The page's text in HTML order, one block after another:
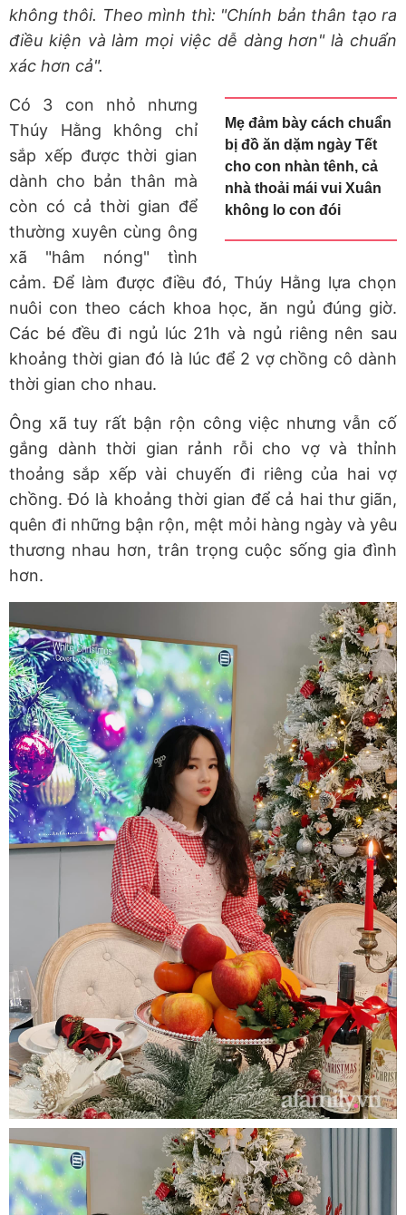
không thôi. Theo mình thì: "Chính bản thân tạo ra
điều kiện và làm mọi việc dễ dàng hơn" là chuẩn
xác hơn cả".
Mẹ đảm bày cách chuẩn
bị đồ ăn dặm ngày Tết
cho con nhàn tênh, cả
nhà thoải mái vui Xuân
không lo con đói
Có 3 con nhỏ nhưng
Thúy Hằng không chỉ
sắp xếp được thời gian
dành cho bản thân mà
còn có cả thời gian để
thường xuyên cùng ông
xã "hâm nóng" tình
cảm. Để làm được điều đó, Thúy Hằng lựa chọn
nuôi con theo cách khoa học, ăn ngủ đúng giờ.
Các bé đều đi ngủ lúc 21h và ngủ riêng nên sau
khoảng thời gian đó là lúc để 2 vợ chồng cô dành
thời gian cho nhau.
Ông xã tuy rất bận rộn công việc nhưng vẫn cố
gắng dành thời gian rảnh rỗi cho vợ và thỉnh
thoảng sắp xếp vài chuyến đi riêng của hai vợ
chồng. Đó là khoảng thời gian để cả hai thư giãn,
quên đi những bận rộn, mệt mỏi hàng ngày và yêu
thương nhau hơn, trân trọng cuộc sống gia đình
hơn.